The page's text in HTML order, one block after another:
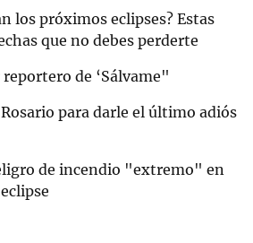
los próximos eclipses? Estas
que no debes perderte
reportero de ‘Sálvame"
para darle el último adiós
de incendio "extremo" en